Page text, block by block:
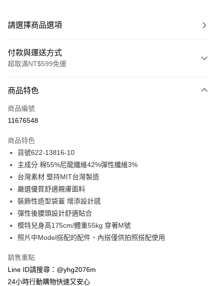
請選擇商品選項
付款與運送方式
超取滿NT$599免運
信用卡一次付款
信用卡分期付款
合作金庫商業銀行
華南商業銀行
上海商業儲蓄銀行
台北富邦商業銀行
國泰世華商業銀行
臺灣中小企業銀行
匯豐（台灣）商業銀行
聯邦商業銀行
元大商業銀行
玉山商業銀行
星展（台灣）商業銀行
台新國際商業銀行
中國信託商業銀行
超商取貨付款
LINE Pay
Apple Pay
街口支付
ATM付款
貨到付款
運送方式
商品特色
商品編號
11676548
商品特色
貨號622-13816-10
主成分:棉55%尼龍纖維42%彈性纖維3%
台灣素材 堅持MIT台灣製造
嚴選優質舒適親膚面料
裝飾性造型袋蓋 增添設計感
彈性後腰頭設計舒適貼合
模特兒身高175cm/體重55kg 穿著M號
照片中Model搭配的配件、內搭僅供拍照搭配使用
銷售重點
Line ID請搜尋：@yhg2076m
24小時行動購物快速又安心